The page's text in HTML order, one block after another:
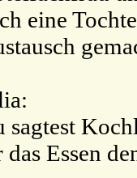
eine
sagtest
das Essen